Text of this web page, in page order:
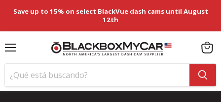
Save up to 15% on select BlackVue dash cams until August
12th
Ver
carrito